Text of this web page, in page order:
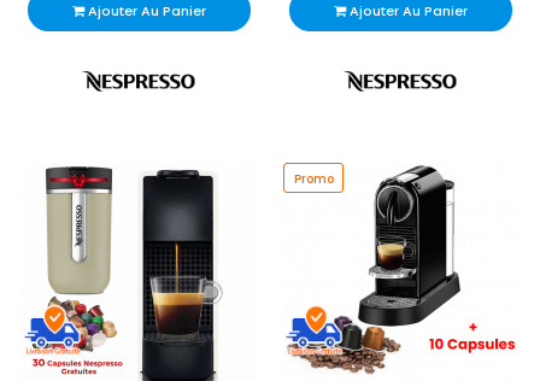
Ajouter Au Panier Ajouter Au Panier
Promo